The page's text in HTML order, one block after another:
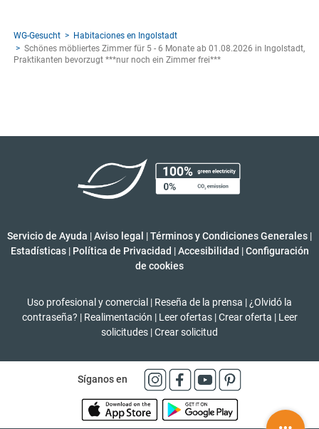
WG-Gesucht
Habitaciones en Ingolstadt
Schönes möbliertes Zimmer für 5 - 6 Monate ab 01.08.2026 in Ingolstadt,
Praktikanten bevorzugt ***nur noch ein Zimmer frei***
Servicio de Ayuda |Aviso legal |Términos y Condiciones Generales |
Estadísticas | Política de Privacidad | Accesibilidad | Configuración
de cookies
Uso profesional y comercial | Reseña de la prensa | ¿Olvidó la
contraseña? | Realimentación | Leer ofertas | Crear oferta | Leer
solicitudes |Crear solicitud
Síganos en